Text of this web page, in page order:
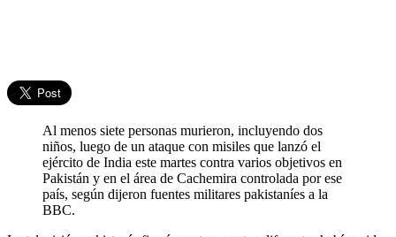
Al menos siete personas murieron, incluyendo dos
niños, luego de un ataque con misiles que lanzó el
ejército de India este martes contra varios objetivos en
Pakistán y en el área de Cachemira controlada por ese
país, según dijeron fuentes militares pakistaníes a la
BBC.